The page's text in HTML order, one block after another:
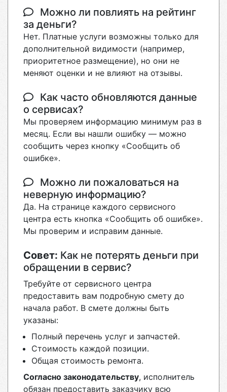
Можно ли повлиять на рейтинг
за деньги?
Нет. Платные услуги возможны только для
дополнительной видимости (например,
приоритетное размещение), но они не
меняют оценки и не влияют на отзывы.
Как часто обновляются данные
о сервисах?
Мы проверяем информацию минимум раз в
месяц. Если вы нашли ошибку — можно
сообщить через кнопку «Сообщить об
ошибке».
Можно ли пожаловаться на
неверную информацию?
Да. На странице каждого сервисного
центра есть кнопка «Сообщить об ошибке».
Мы проверим и исправим данные.
Совет: Как не потерять деньги при
обращении в сервис?
Требуйте от сервисного центра
предоставить вам подробную смету до
начала работ. В смете должны быть
указаны:
Полный перечень услуг и запчастей.
Стоимость каждой позиции.
Общая стоимость ремонта.
Согласно законодательству, исполнитель
обязан предоставить заказчику всю